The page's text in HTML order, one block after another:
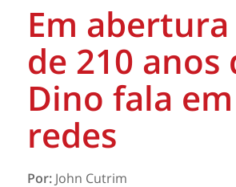
Em
de 210 anos
Dino fala
redes
Por: John Cutrim